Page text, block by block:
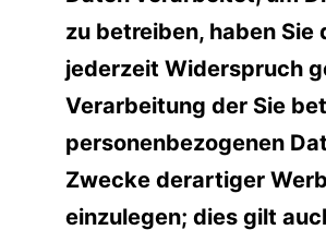
zu betreiben, haben Sie
jederzeit Widerspruch
Verarbeitung der Sie
personenbezogenen
Zwecke derartiger
einzulegen; dies gilt